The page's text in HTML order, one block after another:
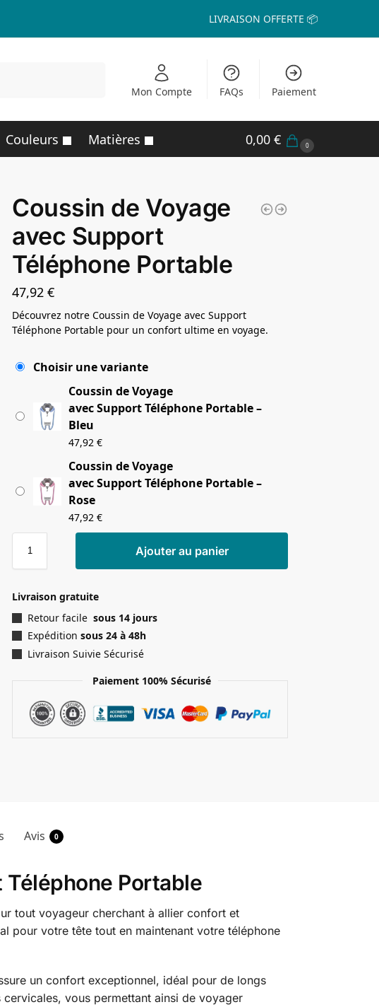
LIVRAISON OFFERTE 📦
Mon Compte FAQs Paiement
Couleurs Matières 0,00 € 0
Coussin de Voyage
avec Support
Téléphone Portable
47,92€
Découvrez notre Coussin de Voyage avec Support
Téléphone Portable pour un confort ultime en voyage.
Choisir une variante
Coussin de Voyage
avec Support Téléphone Portable –
Bleu
47,92€
Coussin de Voyage
avec Support Téléphone Portable –
Rose
47,92€
Ajouter au panier
Livraison gratuite
Retour facilesous 14 jours
Expédition sous 24 à 48h
Livraison Suivie Sécurisé
Paiement 100% Sécurisé
Avis 0
Portable
tout voyageur cherchant à allier confort et
pour votre tête tout en maintenant votre téléphone
un confort exceptionnel, idéal pour de longs
vous permettant ainsi de voyager